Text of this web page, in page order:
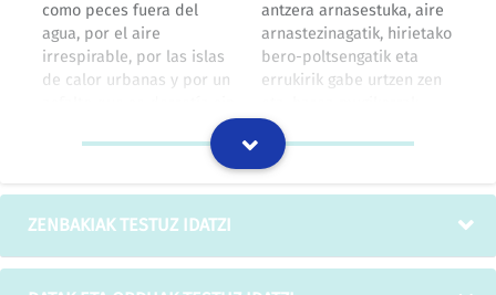
como peces fuera del
agua, por el aire
irrespirable, por las islas
de calor urbanas y por un
piedad tragando personas
como si de arenas
literalmente los engullía.
antzera arnasestuka, aire
arnastezinagatik, hirietako
bero-poltsengatik eta
errukirik gabe urtzen zen
balira bezala, pertsonak
jaten zituen
asfaltoarengatik, literalki
irentsi egiten zituen eta.
GFAren itzulpen-memoria publikoak: kultura
ZENBAKIAK TESTUZ IDATZI